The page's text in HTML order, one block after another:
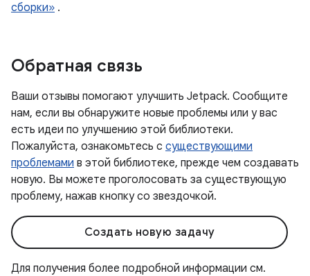
сборки» .
Обратная связь
Ваши отзывы помогают улучшить Jetpack. Сообщите
нам, если вы обнаружите новые проблемы или у вас
есть идеи по улучшению этой библиотеки.
Пожалуйста, ознакомьтесь с существующими
проблемами в этой библиотеке, прежде чем создавать
новую. Вы можете проголосовать за существующую
проблему, нажав кнопку со звездочкой.
Создать новую задачу
Для получения более подробной информации см.